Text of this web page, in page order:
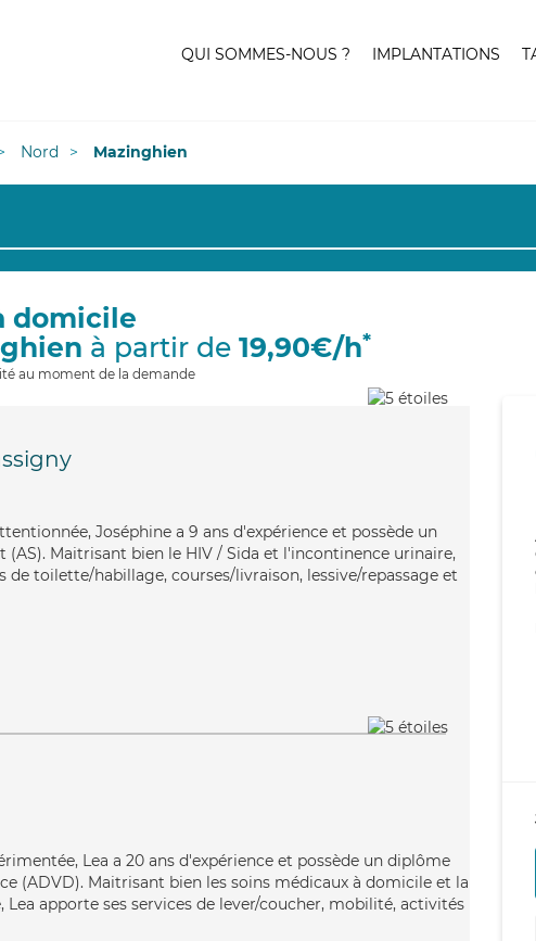
QUI SOMMES-NOUS ? IMPLANTATIONS
Nord Mazinghien
domicile
à partir de 19,90€/h*
au moment de la demande
Joséphine a 9 ans d'expérience et possède un
Maitrisant bien le HIV / Sida et l'incontinence urinaire,
de toilette/habillage, courses/livraison, lessive/repassage et
Lea a 20 ans d'expérience et possède un diplôme
(ADVD). Maitrisant bien les soins médicaux à domicile et la
apporte ses services de lever/coucher, mobilité, activités